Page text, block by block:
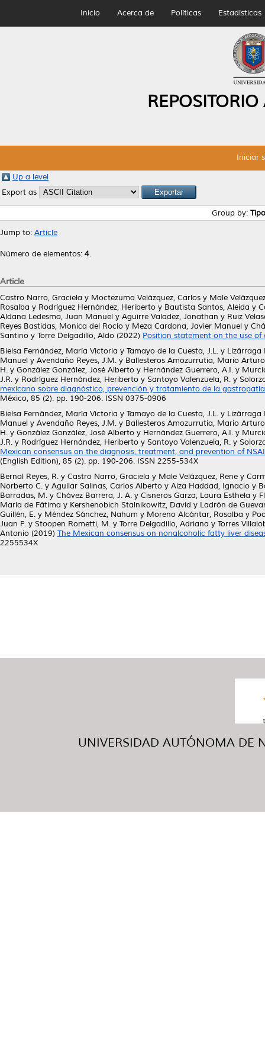
Inicio Acerca de Políticas Estadísticas
Iniciar
Up a level
Export as
Group by:
Jump to: Article
Número de elementos: 4.
Article
Castro Narro, Graciela y Moctezuma Velázquez, Carlos y Male
Rosalba y Rodríguez Hernández, Heriberto y Bautista Santos, Aleida y
Aldana Ledesma, Juan Manuel y Aguirre Valadez, Jonathan y Ruiz
Reyes Bastidas, Monica del Rocío y Meza Cardona, Javier Manuel y
Santino y Torre Delgadillo, Aldo (2022) Position statement on the use of
Bielsa Fernández, María Victoria y Tamayo de la Cuesta, J.L. y Lizárraga
Manuel y Avendaño Reyes, J.M. y Ballesteros Amozurrutia, Mario Arturo
H. y González González, José Alberto y Hernández Guerrero, A.I. y
J.R. y Rodríguez Hernández, Heriberto y Santoyo Valenzuela, R. y
mexicano sobre diagnóstico, prevención y tratamiento de la
México, 85 (2). pp. 190-206. ISSN 0375-0906
Bielsa Fernández, María Victoria y Tamayo de la Cuesta, J.L. y Lizárraga
Manuel y Avendaño Reyes, J.M. y Ballesteros Amozurrutia, Mario Arturo
H. y González González, José Alberto y Hernández Guerrero, A.I. y
J.R. y Rodríguez Hernández, Heriberto y Santoyo Valenzuela, R. y
Mexican consensus on the diagnosis, treatment, and prevention of
(English Edition), 85 (2). pp. 190-206. ISSN 2255-534X
Bernal Reyes, R. y Castro Narro, Graciela y Male Velázquez, Rene y
Norberto C. y Aguilar Salinas, Carlos Alberto y Aiza Haddad, Ignacio y
Barradas, M. y Chávez Barrera, J. A. y Cisneros Garza, Laura Esthela y
María de Fátima y Kershenobich Stalnikowitz, David y Ladrón de
Guillén, E. y Méndez Sánchez, Nahum y Moreno Alcántar, Rosalba y
Juan F. y Stoopen Rometti, M. y Torre Delgadillo, Adriana y Torres
Antonio (2019) The Mexican consensus on nonalcoholic fatty liver
2255534X
UNIVERSIDAD AUTÓNOMA DE